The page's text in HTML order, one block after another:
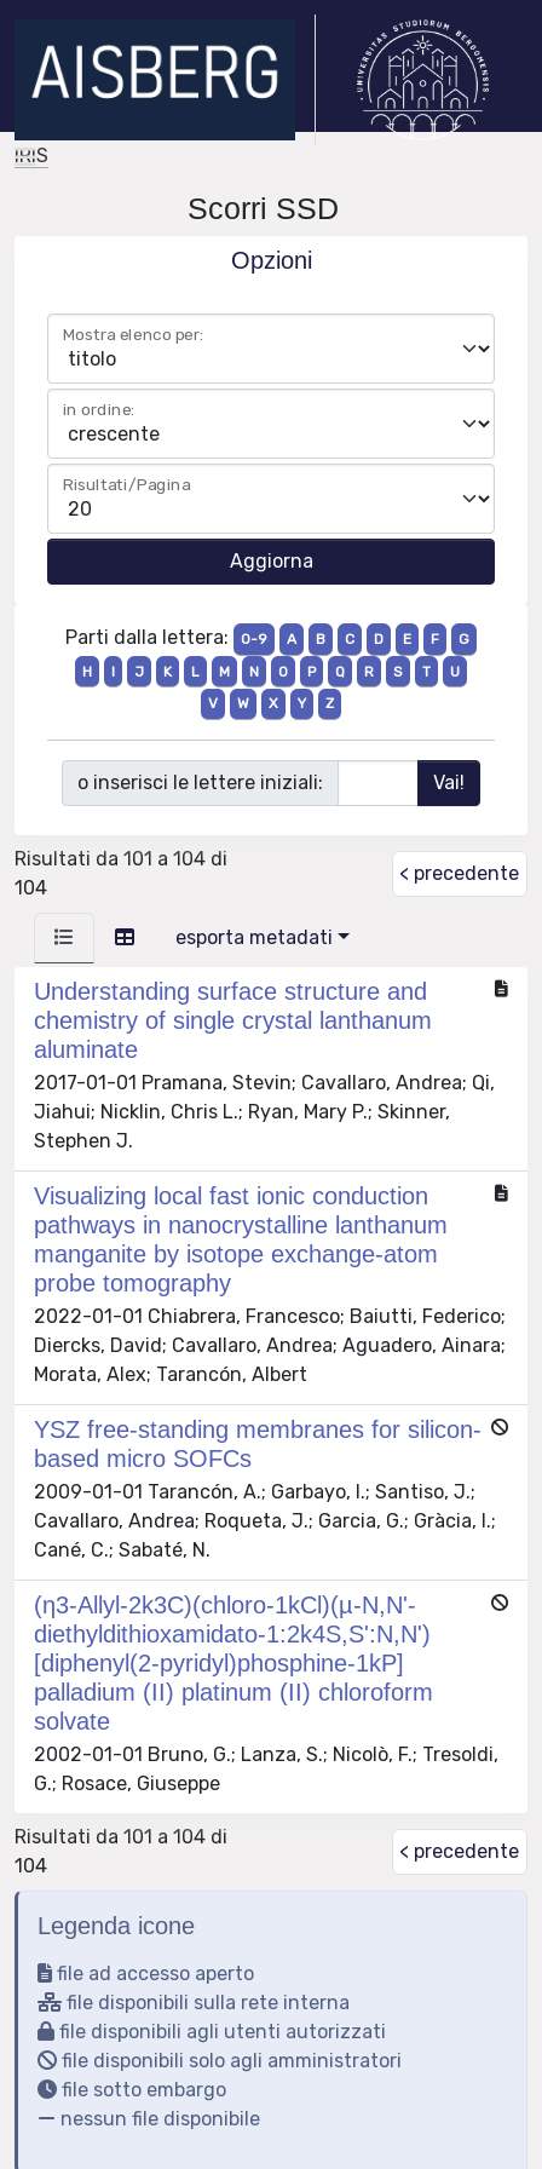
IRIS
Scorri SSD
Opzioni
Mostra elenco per:
in ordine:
Risultati/Pagina
Parti dalla lettera: 0-9 A B C D E F
G
H
I J K L M N O P Q R S T
U
V
W X Y Z
o inserisci le lettere iniziali:
Risultati da 101 a 104 di
104
< precedente
esporta metadati
Understanding surface structure and
chemistry of single crystal lanthanum
aluminate
2017-01-01 Pramana, Stevin; Cavallaro, Andrea; Qi,
Jiahui; Nicklin, Chris L.; Ryan, Mary P.; Skinner,
Stephen J.
Visualizing local fast ionic conduction
pathways in nanocrystalline lanthanum
manganite by isotope exchange-atom
probe tomography
2022-01-01 Chiabrera, Francesco; Baiutti, Federico;
Diercks, David; Cavallaro, Andrea; Aguadero, Ainara;
Morata, Alex; Tarancón, Albert
YSZ free-standing membranes for silicon-
based micro SOFCs
2009-01-01 Tarancón, A.; Garbayo, I.; Santiso, J.;
Cavallaro, Andrea; Roqueta, J.; Garcia, G.; Gràcia, I.;
Cané, C.; Sabaté, N.
(η3-Allyl-2k3C)(chloro-1kCl)(µ-N,N'-
diethyldithioxamidato-1:2k4S,S':N,N')
[diphenyl(2-pyridyl)phosphine-1kP]
palladium (II) platinum (II) chloroform
solvate
2002-01-01 Bruno, G.; Lanza, S.; Nicolò, F.; Tresoldi,
G.; Rosace, Giuseppe
Risultati da 101 a 104 di
104
< precedente
Legenda icone
file ad accesso aperto
file disponibili sulla rete interna
file disponibili agli utenti autorizzati
file disponibili solo agli amministratori
file sotto embargo
nessun file disponibile